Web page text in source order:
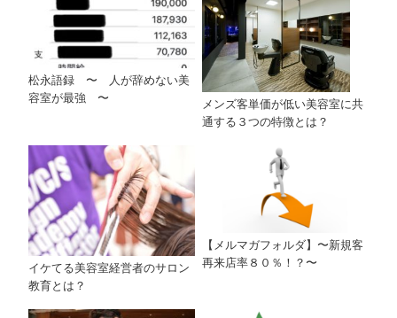
松永語録 〜 人が辞めない美
容室が最強 〜
メンズ客単価が低い美容室に共
通する３つの特徴とは？
イケてる美容室経営者のサロン
教育とは？
【メルマガフォルダ】〜新規客
再来店率８０％！？〜